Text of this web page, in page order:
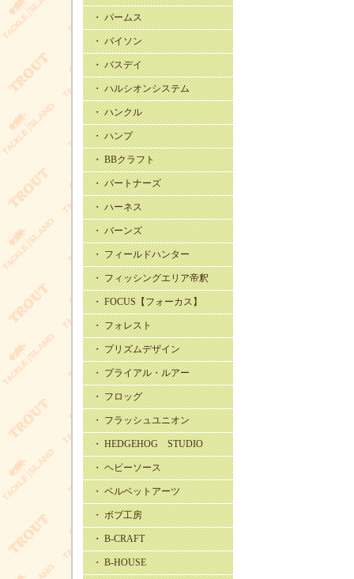
・ パームス
・ バイソン
・ バスデイ
・ ハルシオンシステム
・ ハンクル
・ ハンプ
・ BBクラフト
・ パートナーズ
・ ハーネス
・ バーンズ
・ フィールドハンター
・ フィッシングエリア帝釈
・ FOCUS【フォーカス】
・ フォレスト
・ プリズムデザイン
・ プライアル・ルアー
・ フロッグ
・ フラッシュユニオン
・ HEDGEHOG STUDIO
・ ヘビーソース
・ ベルベットアーツ
・ ボブ工房
・ B-CRAFT
・ B-HOUSE